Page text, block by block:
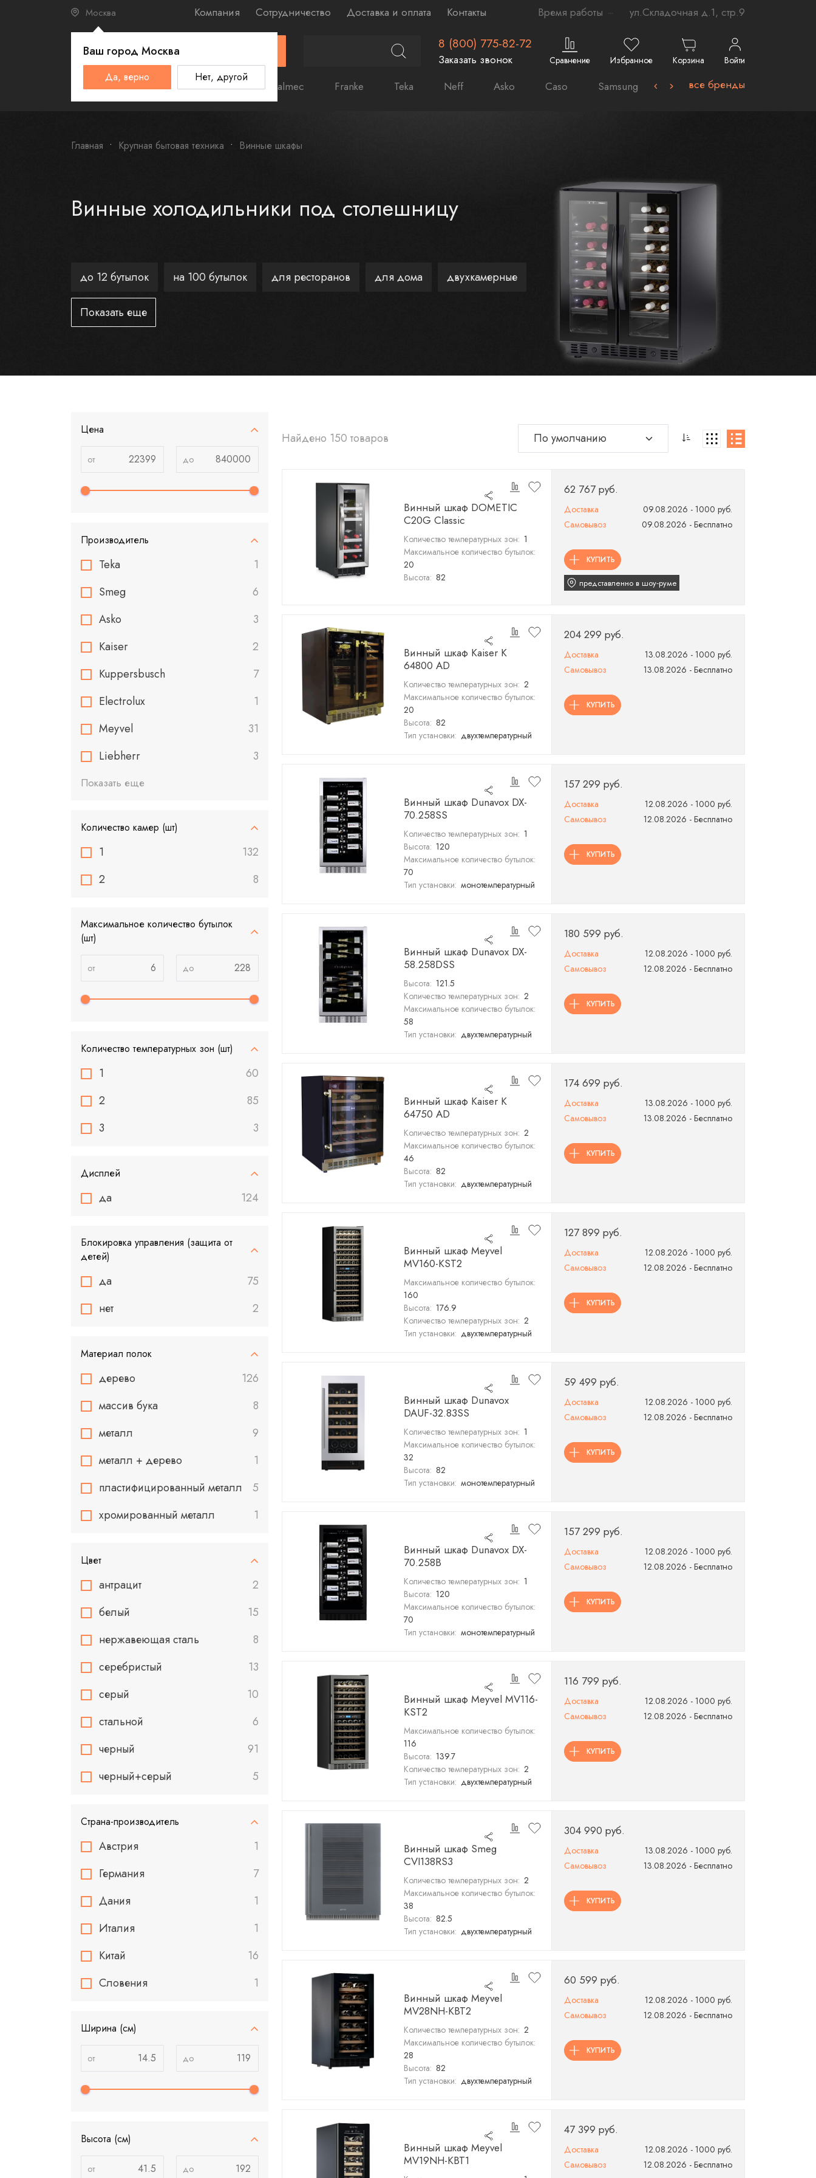
Москва
Ваш город Москва
Да, верно Нет, другой
Компания Сотрудничество Доставка и оплата Контакты Время работы ул.Складочная д.1, стр.9
8 (800) 775-82-72
Заказать звонок Сравнение Избранное Корзина Войти
Schulthess Smeg Omoikiri Falmec Franke Teka Neff Asko Caso Samsung- Avel VARD
все бренды
Главная Крупная бытовая техника Винные шкафы
Винные холодильники под столешницу
до 12 бутылок на 100 бутылок для ресторанов для дома двухкамерные
Показать еще
Цена
Производитель
Teka
1
Smeg
6
Asko
3
Kaiser
2
Kuppersbusch
7
Electrolux
1
Meyvel
31
Liebherr
3
Показать еще
Количество камер (шт)
1
132
2
8
Максимальное количество бутылок
(шт)
Количество температурных зон (шт)
1
60
2
85
3
3
Дисплей
да 124
Блокировка управления (защита от
детей)
да
75
нет
2
Материал полок
дерево
126
массив бука
8
металл
9
металл + дерево
1
пластифицированный металл
5
хромированный металл
1
Цвет
антрацит
2
белый
15
нержавеющая сталь
8
серебристый
13
серый
10
стальной
6
черный
91
черный+серый
5
Страна-производитель
Австрия
1
Германия
7
Дания
1
Италия
1
Китай
16
Словения
1
Ширина (см)
Высота (см)
Найдено 150 товаров
Винный шкаф DOMETIC
C20G Classic
Количество температурных зон: 1
Максимальное количество бутылок:
20
Высота: 82
62 767 руб.
Доставка
09.08.2026 - 1000 руб.
Самовывоз
09.08.2026 - Бесплатно
КУПИТЬ
представленно в шоу‑руме
Винный шкаф Kaiser K
64800 AD
Количество температурных зон: 2
Максимальное количество бутылок:
20
Высота: 82
Тип установки: двухтемпературный
204 299 руб.
Доставка
13.08.2026 - 1000 руб.
Самовывоз
13.08.2026 - Бесплатно
КУПИТЬ
Винный шкаф Dunavox DX-
70.258SS
Количество температурных зон: 1
Высота: 120
Максимальное количество бутылок:
70
Тип установки: монотемпературный
157 299 руб.
Доставка
12.08.2026 - 1000 руб.
Самовывоз
12.08.2026 - Бесплатно
КУПИТЬ
Винный шкаф Dunavox DX-
58.258DSS
Высота: 121.5
Количество температурных зон: 2
Максимальное количество бутылок:
58
Тип установки: двухтемпературный
180 599 руб.
Доставка
12.08.2026 - 1000 руб.
Самовывоз
12.08.2026 - Бесплатно
КУПИТЬ
Винный шкаф Kaiser K
64750 AD
Количество температурных зон: 2
Максимальное количество бутылок:
46
Высота: 82
Тип установки: двухтемпературный
174 699 руб.
Доставка
13.08.2026 - 1000 руб.
Самовывоз
13.08.2026 - Бесплатно
КУПИТЬ
Винный шкаф Meyvel
MV160-KST2
Максимальное количество бутылок:
160
Высота: 176.9
Количество температурных зон: 2
Тип установки: двухтемпературный
127 899 руб.
Доставка
12.08.2026 - 1000 руб.
Самовывоз
12.08.2026 - Бесплатно
КУПИТЬ
Винный шкаф Dunavox
DAUF-32.83SS
Количество температурных зон: 1
Максимальное количество бутылок:
32
Высота: 82
Тип установки: монотемпературный
59 499 руб.
Доставка
12.08.2026 - 1000 руб.
Самовывоз
12.08.2026 - Бесплатно
КУПИТЬ
Винный шкаф Dunavox DX-
70.258B
Количество температурных зон: 1
Высота: 120
Максимальное количество бутылок:
70
Тип установки: монотемпературный
157 299 руб.
Доставка
12.08.2026 - 1000 руб.
Самовывоз
12.08.2026 - Бесплатно
КУПИТЬ
Винный шкаф Meyvel MV116-
KST2
Максимальное количество бутылок:
116
Высота: 139.7
Количество температурных зон: 2
Тип установки: двухтемпературный
116 799 руб.
Доставка
12.08.2026 - 1000 руб.
Самовывоз
12.08.2026 - Бесплатно
КУПИТЬ
Винный шкаф Smeg
CVI138RS3
Количество температурных зон: 2
Максимальное количество бутылок:
38
Высота: 82.5
Тип установки: двухтемпературный
304 990 руб.
Доставка
13.08.2026 - 1000 руб.
Самовывоз
13.08.2026 - Бесплатно
КУПИТЬ
Винный шкаф Meyvel
MV28NH-KBT2
Количество температурных зон: 2
Максимальное количество бутылок:
28
Высота: 82
Тип установки: двухтемпературный
60 599 руб.
Доставка
12.08.2026 - 1000 руб.
Самовывоз
12.08.2026 - Бесплатно
КУПИТЬ
Винный шкаф Meyvel
MV19NH-KBT1
47 399 руб.
Доставка
12.08.2026 - 1000 руб.
Самовывоз
12.08.2026 - Бесплатно